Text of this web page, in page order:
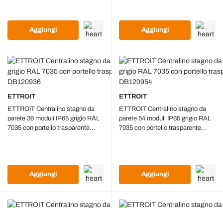
Aggiungi Aggiungi
ETTROIT
ETTROIT Centralino stagno da
parete 36 moduli IP65 grigio RAL
7035 con portello trasparente
Aggiungi
ETTROIT
ETTROIT Centralino stagno da
parete 54 moduli IP65 grigio RAL
7035 con portello trasparente
Aggiungi